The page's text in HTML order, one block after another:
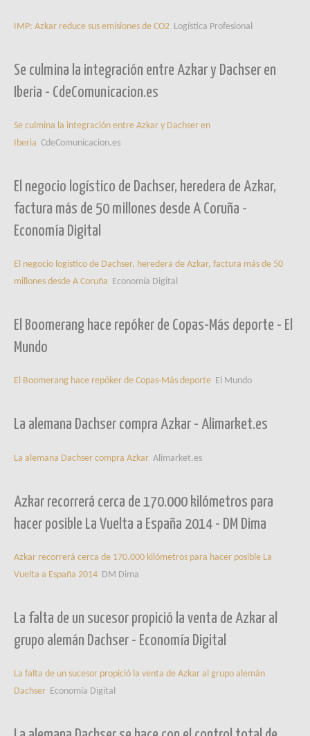
IMP: Azkar reduce sus emisiones de CO2 Logística Profesional
Se culmina la integración entre Azkar y Dachser en
Iberia - CdeComunicacion.es
Se culmina la integración entre Azkar y Dachser en
Iberia CdeComunicacion.es
El negocio logístico de Dachser, heredera de Azkar,
factura más de 50 millones desde A Coruña -
Economía Digital
El negocio logístico de Dachser, heredera de Azkar, factura más de 50
millones desde A Coruña Economía Digital
El Boomerang hace repóker de Copas-Más deporte - El
Mundo
El Boomerang hace repóker de Copas-Más deporte El Mundo
La alemana Dachser compra Azkar - Alimarket.es
La alemana Dachser compra Azkar Alimarket.es
Azkar recorrerá cerca de 170.000 kilómetros para
hacer posible La Vuelta a España 2014 - DM Dima
Azkar recorrerá cerca de 170.000 kilómetros para hacer posible La
Vuelta a España 2014 DM Dima
La falta de un sucesor propició la venta de Azkar al
grupo alemán Dachser - Economía Digital
La falta de un sucesor propició la venta de Azkar al grupo alemán
Dachser Economía Digital